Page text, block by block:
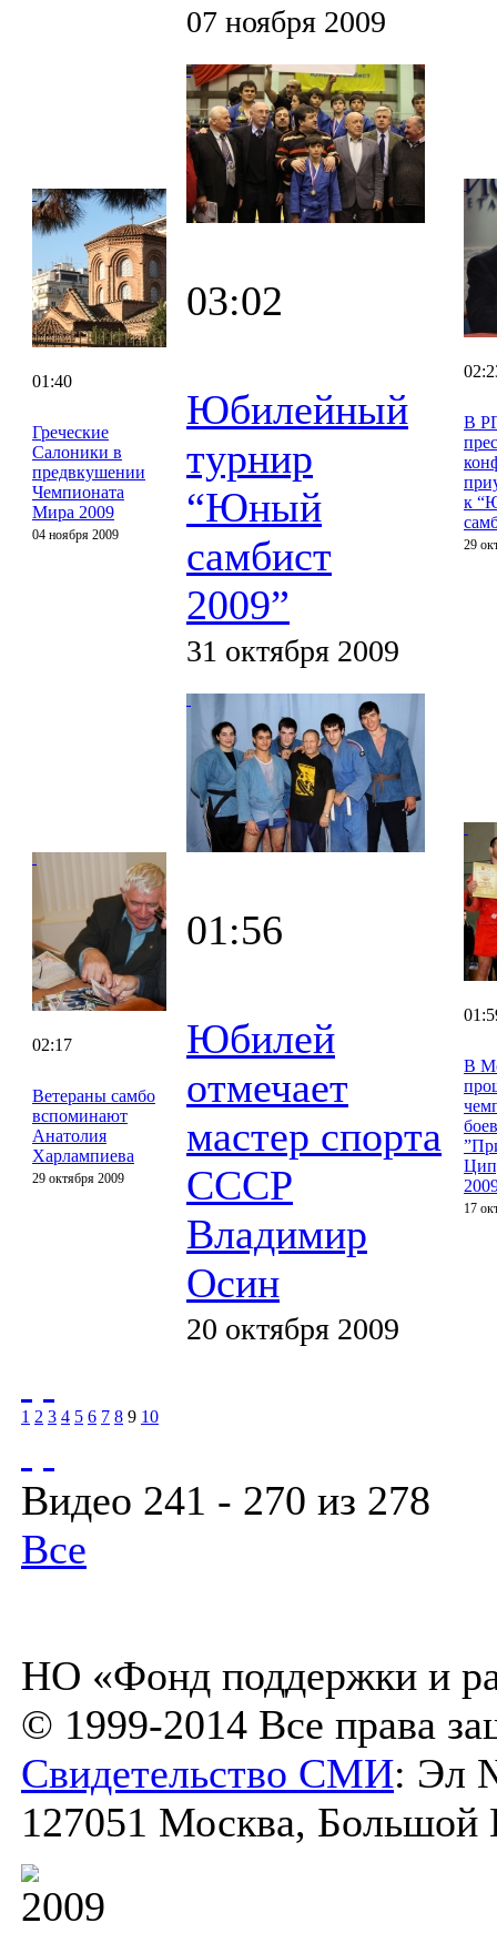
07 ноября 2009
01:40
Греческие
Салоники в
предвкушении
Чемпионата
Мира 2009
04 ноября 2009
03:02
Юбилейный
турнир
“Юный
самбист
2009”
31 октября 2009
В
к
29
02:17
Ветераны самбо
вспоминают
Анатолия
Харлампиева
29 октября 2009
01:56
Юбилей
отмечает
мастер спорта
СССР
Владимир
Осин
20 октября 2009
В
17
1 2 3 4 5 6 7 8 9 10
Видео 241 - 270 из 278
Все
НО «Фонд поддержки и
© 1999-2014 Все права
Свидетельство СМИ: Эл
127051 Москва, Большой
2009